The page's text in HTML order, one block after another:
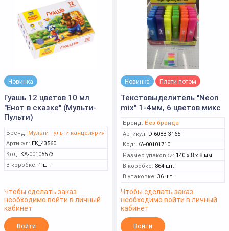
Новинка
Гуашь 12 цветов 10 мл
"Енот в сказке" (Мульти-
Пульти)
Бренд: Мульти-пульти канцелярия
Артикул: ГК_43560
Код: КА-00105573
В коробке: 1 шт.
Чтобы сделать заказ
необходимо войти в личный
кабинет
Войти
Новинка Плати потом
Текстовыделитель "Neon
mix" 1-4мм, 6 цветов микс
Бренд: Без бренда
Артикул: D-608B-3165
Код: КА-00101710
Размер упаковки: 140 x 8 x 8 мм
В коробке: 864 шт.
В упаковке: 36 шт.
Чтобы сделать заказ
необходимо войти в личный
кабинет
Войти